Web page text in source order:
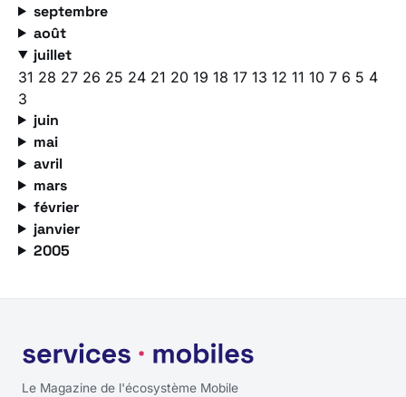
septembre
août
juillet
31 28 27 26 25 24 21 20 19 18 17 13 12 11 10 7 6 5 4
3
juin
mai
avril
mars
février
janvier
2005
Le Magazine de l'écosystème Mobile